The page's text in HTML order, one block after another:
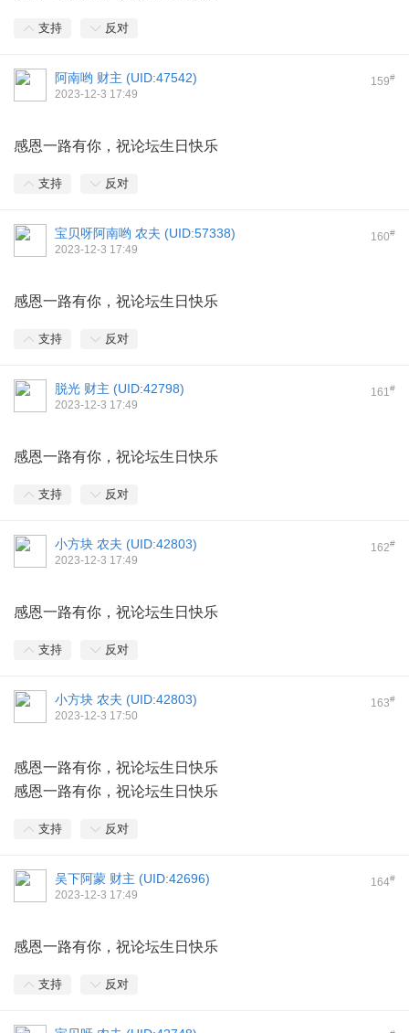
支持 反对
159#
阿南哟 财主 (UID:47542)
2023-12-3 17:49
感恩一路有你，祝论坛生日快乐
支持 反对
160#
宝贝呀阿南哟 农夫 (UID:57338)
2023-12-3 17:49
感恩一路有你，祝论坛生日快乐
支持 反对
161#
脱光 财主 (UID:42798)
2023-12-3 17:49
感恩一路有你，祝论坛生日快乐
支持 反对
162#
小方块 农夫 (UID:42803)
2023-12-3 17:49
感恩一路有你，祝论坛生日快乐
支持 反对
163#
小方块 农夫 (UID:42803)
2023-12-3 17:50
感恩一路有你，祝论坛生日快乐
感恩一路有你，祝论坛生日快乐
支持 反对
164#
吴下阿蒙 财主 (UID:42696)
2023-12-3 17:49
感恩一路有你，祝论坛生日快乐
支持 反对